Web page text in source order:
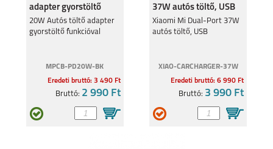
REALME 11 5G REALME 9 PRO 5G
REALME C55 REALME 9 5G
adapter gyorstöltő
funkcióval
20W Autós töltő adapter
gyorstöltő funkcióval
MPCB-PD20W-BK
Eredeti bruttó: 3 490 Ft
Bruttó: 2 990 Ft
37W autós töltő, USB
Xiaomi Mi Dual-Port 37W
autós töltő, USB
XIAO-CARCHARGER-37W
Eredeti bruttó: 6 990 Ft
Bruttó: 3 990 Ft